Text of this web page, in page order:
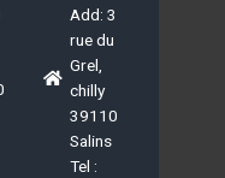
Add: 3
rue du
Grel,
chilly
39110
Salins
Tel :